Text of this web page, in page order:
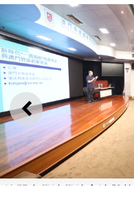
上一則
講解《憲法》與